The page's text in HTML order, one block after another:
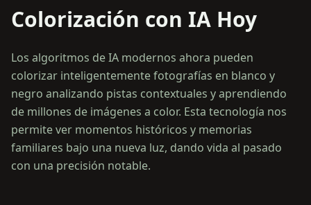
Colorización con IA Hoy
Los algoritmos de IA modernos ahora pueden
colorizar inteligentemente fotografías en blanco y
negro analizando pistas contextuales y aprendiendo
de millones de imágenes a color. Esta tecnología nos
permite ver momentos históricos y memorias
familiares bajo una nueva luz, dando vida al pasado
con una precisión notable.